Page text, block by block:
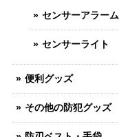
センサーアラーム
センサーライト
便利グッズ
その他の防犯グッズ